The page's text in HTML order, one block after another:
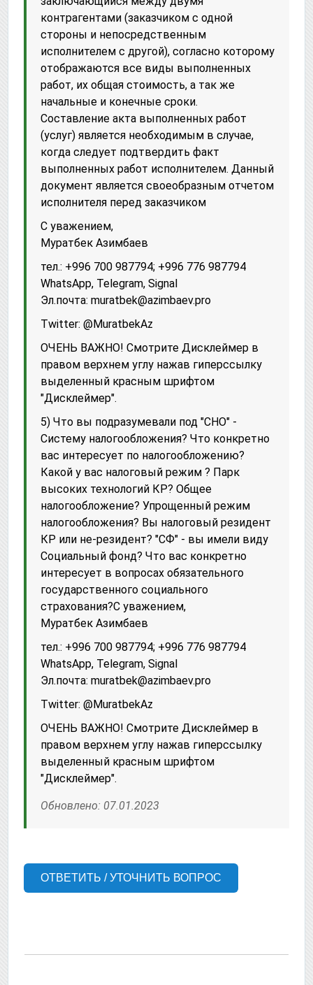
контрагентами (заказчиком с одной
стороны и непосредственным
исполнителем с другой), согласно которому
отображаются все виды выполненных
работ, их общая стоимость, а так же
начальные и конечные сроки.
Составление акта выполненных работ
(услуг) является необходимым в случае,
когда следует подтвердить факт
выполненных работ исполнителем. Данный
документ является своеобразным отчетом
исполнителя перед заказчиком
С уважением,
Муратбек Азимбаев
тел.: +996 700 987794; +996 776 987794
WhatsApp, Telegram, Signal
Эл.почта: muratbek@azimbaev.pro
Twitter: @MuratbekAz
ОЧЕНЬ ВАЖНО! Смотрите Дисклеймер в
правом верхнем углу нажав гиперссылку
выделенный красным шрифтом
"Дисклеймер".
5) Что вы подразумевали под "СНО" -
Систему налогообложения? Что конкретно
вас интересует по налогообложению?
Какой у вас налоговый режим ? Парк
высоких технологий КР? Общее
налогообложение? Упрощенный режим
налогообложения? Вы налоговый резидент
КР или не-резидент? "СФ" - вы имели виду
Социальный фонд? Что вас конкретно
интересует в вопросах обязательного
государственного социального
страхования?С уважением,
Муратбек Азимбаев
тел.: +996 700 987794; +996 776 987794
WhatsApp, Telegram, Signal
Эл.почта: muratbek@azimbaev.pro
Twitter: @MuratbekAz
ОЧЕНЬ ВАЖНО! Смотрите Дисклеймер в
правом верхнем углу нажав гиперссылку
выделенный красным шрифтом
"Дисклеймер".
Обновлено: 07.01.2023
ОТВЕТИТЬ / УТОЧНИТЬ ВОПРОС